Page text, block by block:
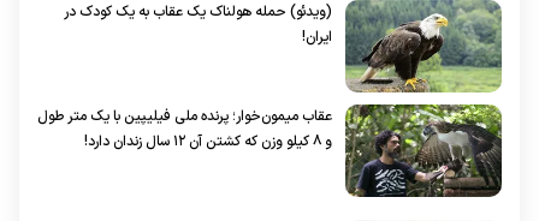
(ویدئو) حمله هولناک یک عقاب به یک کودک در
ایران!
عقاب میمون‌خوار؛ پرنده ملی فیلیپین با یک متر طول
و ۸ کیلو وزن که کشتن آن ۱۲ سال زندان دارد!